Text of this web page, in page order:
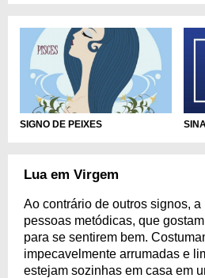
SIGNO DE PEIXES
Lua em Virgem
Ao contrário de outros signos,
pessoas metódicas, que
para se sentirem bem.
impecavelmente arrumadas e
estejam sozinhas em casa em